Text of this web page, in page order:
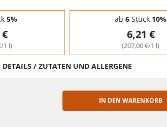
5%
1 l)
ab 6 Stück 10%
6,21 €
(207,00 €/1 l)
DETAILS / ZUTATEN UND ALLERGENE
ERHÖHEN
IN DEN WARENKORB